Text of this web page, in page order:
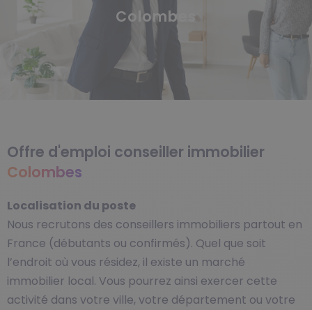
Colombes
Offre d'emploi conseiller immobilier
Colombes
Localisation du poste
Nous recrutons des conseillers immobiliers partout en
France (débutants ou confirmés). Quel que soit
l’endroit où vous résidez, il existe un marché
immobilier local. Vous pourrez ainsi exercer cette
activité dans votre ville, votre département ou votre